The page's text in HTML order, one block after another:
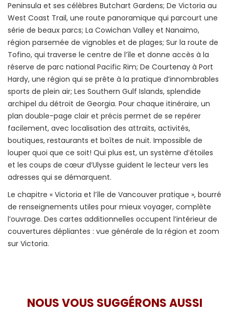
Peninsula et ses célèbres Butchart Gardens; De Victoria au
West Coast Trail, une route panoramique qui parcourt une
série de beaux parcs; La Cowichan Valley et Nanaimo,
région parsemée de vignobles et de plages; Sur la route de
Tofino, qui traverse le centre de l’île et donne accès à la
réserve de parc national Pacific Rim; De Courtenay à Port
Hardy, une région qui se prête à la pratique d’innombrables
sports de plein air; Les Southern Gulf Islands, splendide
archipel du détroit de Georgia. Pour chaque itinéraire, un
plan double-page clair et précis permet de se repérer
facilement, avec localisation des attraits, activités,
boutiques, restaurants et boîtes de nuit. Impossible de
louper quoi que ce soit! Qui plus est, un système d’étoiles
et les coups de cœur d’Ulysse guident le lecteur vers les
adresses qui se démarquent.
Le chapitre « Victoria et l’île de Vancouver pratique », bourré
de renseignements utiles pour mieux voyager, complète
l’ouvrage. Des cartes additionnelles occupent l’intérieur de
couvertures dépliantes : vue générale de la région et zoom
sur Victoria.
NOUS VOUS SUGGÉRONS AUSSI